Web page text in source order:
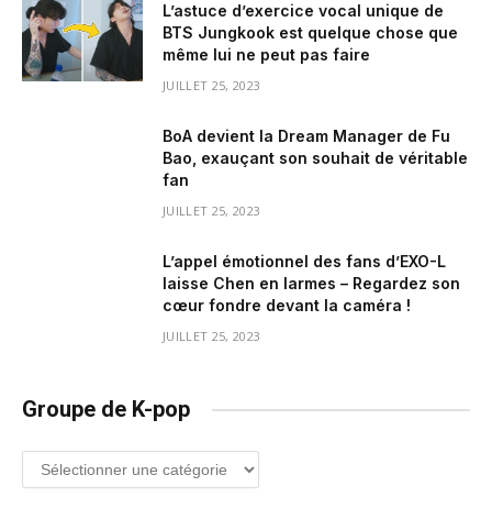
L’astuce d’exercice vocal unique de
BTS Jungkook est quelque chose que
même lui ne peut pas faire
JUILLET 25, 2023
BoA devient la Dream Manager de Fu
Bao, exauçant son souhait de véritable
fan
JUILLET 25, 2023
L’appel émotionnel des fans d’EXO-L
laisse Chen en larmes – Regardez son
cœur fondre devant la caméra !
JUILLET 25, 2023
Groupe de K-pop
Groupe
de